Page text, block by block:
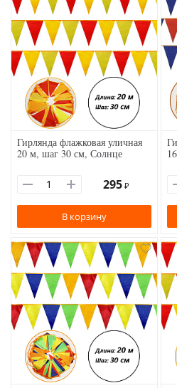
Гирлянда флажковая уличная
20 м, шаг 30 см, Солнце
295 ₽
В корзину